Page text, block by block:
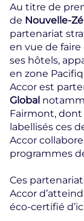
Au titre de
de Nouvelle-
partenariat
en vue de faire
ses hôtels,
en zone
Accor est
Global
Fairmont,
labellisés ces
Accor
programmes
Ces
Accor
éco-certifié